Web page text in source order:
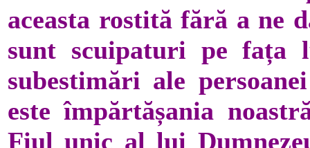
aceasta rostită fără a ne
sunt scuipaturi pe fața
subestimări ale
este împărtășania
Fiul unic al lui